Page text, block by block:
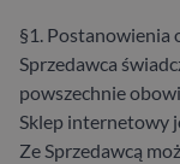
§1. Postanowienia
Sprzedawca
powszechnie
Sklep internetowy
Ze Sprzedawcą